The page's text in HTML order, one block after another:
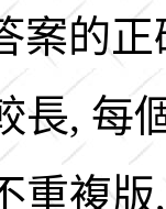
案的
長, 每
重複